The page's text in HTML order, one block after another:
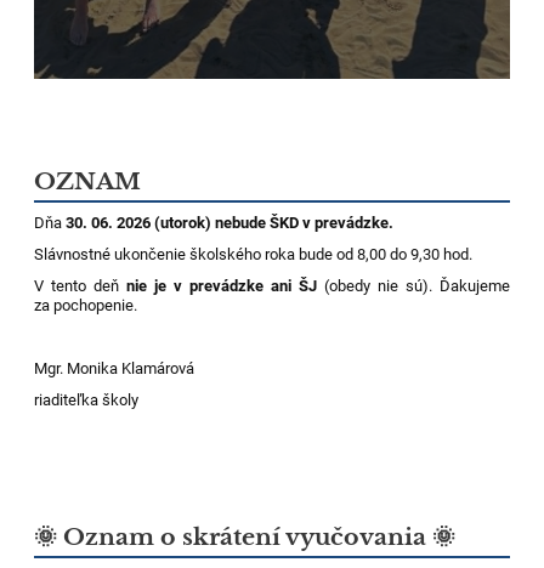
OZNAM
Dňa30. 06. 2026 (utorok) nebude ŠKD v prevádzke.
Slávnostné ukončenie školského roka bude od 8,00 do 9,30 hod.
V tento deňnie je v prevádzke ani ŠJ (obedy nie sú). Ďakujeme
za pochopenie.
Mgr. Monika Klamárová
riaditeľka školy
🌞 Oznam o skrátení vyučovania 🌞